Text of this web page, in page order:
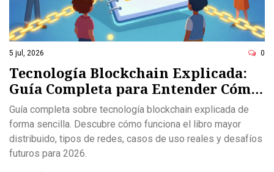
5 jul, 2026 0
Tecnología Blockchain Explicada:
Guía Completa para Entender Cómo
Funciona en 2026
Guía completa sobre tecnología blockchain explicada de
forma sencilla. Descubre cómo funciona el libro mayor
distribuido, tipos de redes, casos de uso reales y desafíos
futuros para 2026.